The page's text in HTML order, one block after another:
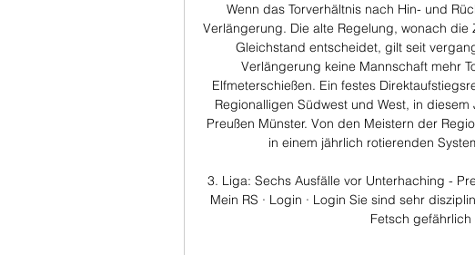
Wenn das Torverhältnis nach Hin- und
Verlängerung. Die alte Regelung, wonach
Gleichstand entscheidet, gilt seit
Verlängerung keine Mannschaft mehr
Elfmeterschießen. Ein festes
Regionalligen Südwest und West, in
Preußen Münster. Von den Meistern der
in einem jährlich rotierenden
3. Liga: Sechs Ausfälle vor Unterhaching -
Mein RS · Login · Login Sie sind sehr
Fetsch gefährlich